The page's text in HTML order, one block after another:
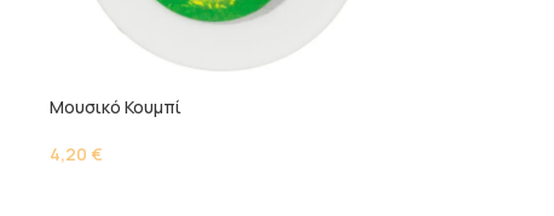
Μουσικό Κουμπί
4,20 €